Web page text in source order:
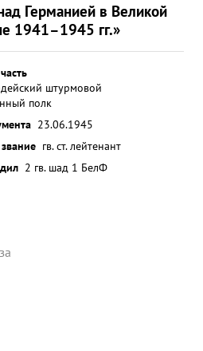
Германией в Великой
1941–1945 гг.»
штурмовой
полк
23.06.1945
гв. ст. лейтенант
2 гв. шад 1 БелФ